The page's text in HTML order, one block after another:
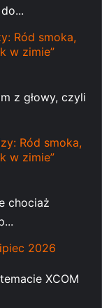
Ród smoka,
w zimie”
z głowy, czyli
Ród smoka,
w zimie”
chociaż
2026
XCOM